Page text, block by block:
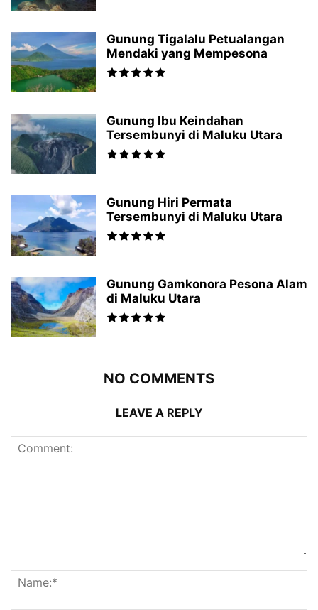
Gunung Tigalalu Petualangan
Mendaki yang Mempesona
Gunung Ibu Keindahan
Tersembunyi di Maluku Utara
Gunung Hiri Permata
Tersembunyi di Maluku Utara
Gunung Gamkonora Pesona Alam
di Maluku Utara
NO COMMENTS
LEAVE A REPLY